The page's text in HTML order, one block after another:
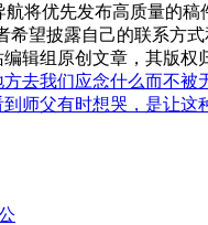
将优先发布高质量的
望披露自己的联系方
辑组原创文章，其版
去我们应念什么而不被
师父有时想哭，是让这